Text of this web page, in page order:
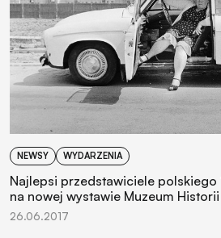
NEWSY WYDARZENIA
Najlepsi przedstawiciele polskiego
na nowej wystawie Muzeum
26.06.2017